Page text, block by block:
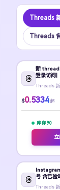
Threads
Threads
新
登录访问|
Threads
$0.5334 起
库存 90
号 含已验
Threads